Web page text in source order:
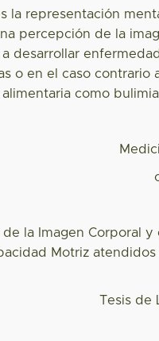
la representación
percepción de la
desarrollar
o en el caso contrario
como
la Imagen Corporal y
Motriz atendidos
Tesis de